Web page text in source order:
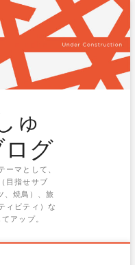
ゅ
ログ
ーマとして、
目指せサブ
、焼鳥）、旅
ィビティ）な
アップ。